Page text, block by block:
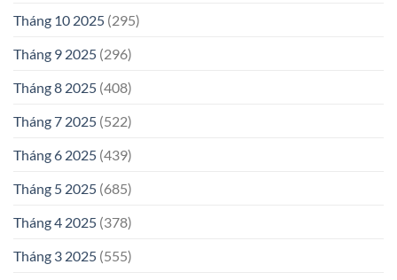
Tháng 10 2025 (295)
Tháng 9 2025 (296)
Tháng 8 2025 (408)
Tháng 7 2025 (522)
Tháng 6 2025 (439)
Tháng 5 2025 (685)
Tháng 4 2025 (378)
Tháng 3 2025 (555)